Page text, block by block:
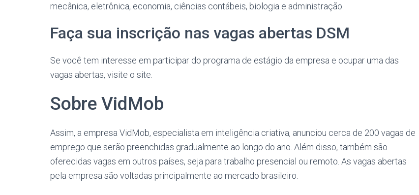
mecânica, eletrônica, economia, ciências contábeis, biologia e administração.
Faça sua inscrição nas vagas abertas DSM
Se você tem interesse em participar do programa de estágio da empresa e ocupar uma das
vagas abertas, visite o site.
Sobre VidMob
Assim, a empresa VidMob, especialista em inteligência criativa, anunciou cerca de 200 vagas de
emprego que serão preenchidas gradualmente ao longo do ano. Além disso, também são
oferecidas vagas em outros países, seja para trabalho presencial ou remoto. As vagas abertas
pela empresa são voltadas principalmente ao mercado brasileiro.